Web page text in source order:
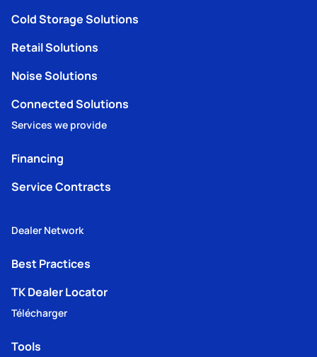
Cold Storage Solutions
Retail Solutions
Noise Solutions
Connected Solutions
Services we provide
Financing
Service Contracts
Dealer Network
Best Practices
TK Dealer Locator
Télécharger
Tools